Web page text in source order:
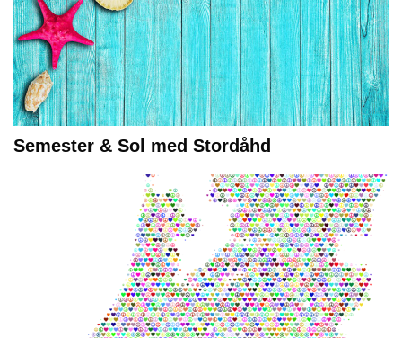
Semester & Sol med Stordåhd